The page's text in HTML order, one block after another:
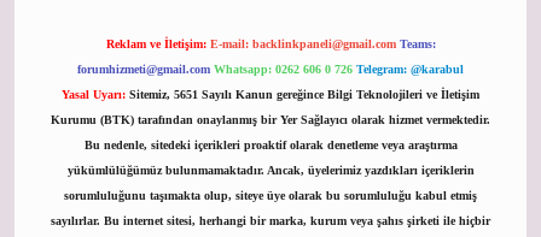
Reklam ve İletişim: E-mail: backlinkpaneli@gmail.com Teams:
forumhizmeti@gmail.com Whatsapp: 0262 606 0 726 Telegram: @karabul
Yasal Uyarı: Sitemiz, 5651 Sayılı Kanun gereğince Bilgi Teknolojileri ve İletişim
Kurumu (BTK) tarafından onaylanmış bir Yer Sağlayıcı olarak hizmet vermektedir.
Bu nedenle, sitedeki içerikleri proaktif olarak denetleme veya araştırma
yükümlülüğümüz bulunmamaktadır. Ancak, üyelerimiz yazdıkları içeriklerin
sorumluluğunu taşımakta olup, siteye üye olarak bu sorumluluğu kabul etmiş
sayılırlar. Bu internet sitesi, herhangi bir marka, kurum veya şahıs şirketi ile hiçbir